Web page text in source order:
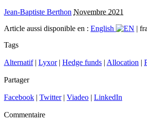
Jean-Baptiste Berthon Novembre 2021
Article aussi disponible en : English |
Tags
Alternatif| Lyxor| Hedge funds | Allocation |
Partager
Facebook | Twitter| Viadeo | LinkedIn
Commentaire